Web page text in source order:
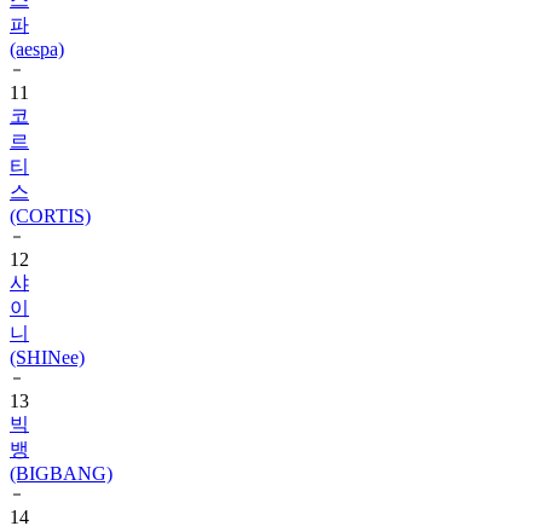
(aespa)
11
코
르
티
스
(CORTIS)
12
샤
이
니
(SHINee)
13
빅
뱅
(BIGBANG)
14
알
파